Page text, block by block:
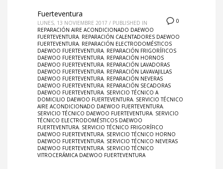
0
Fuerteventura
LUNES, 13 NOVIEMBRE 2017 / PUBLISHED IN
REPARACIÓN AIRE ACONDICIONADO DAEWOO
FUERTEVENTURA, REPARACIÓN CALENTADORES DAEWOO
FUERTEVENTURA, REPARACIÓN ELECTRODOMÉSTICOS
DAEWOO FUERTEVENTURA, REPARACIÓN FRIGORÍFICOS
DAEWOO FUERTEVENTURA, REPARACIÓN HORNOS
DAEWOO FUERTEVENTURA, REPARACIÓN LAVADORAS
DAEWOO FUERTEVENTURA, REPARACIÓN LAVAVAJILLAS
DAEWOO FUERTEVENTURA, REPARACIÓN NEVERAS
DAEWOO FUERTEVENTURA, REPARACIÓN SECADORAS
DAEWOO FUERTEVENTURA, SERVICIO TÉCNICO A
DOMICILIO DAEWOO FUERTEVENTURA, SERVICIO TÉCNICO
AIRE ACONDICIONADO DAEWOO FUERTEVENTURA,
SERVICIO TÉCNICO DAEWOO FUERTEVENTURA, SERVICIO
TÉCNICO ELECTRODOMÉSTICOS DAEWOO
FUERTEVENTURA, SERVICIO TÉCNICO FRIGORÍFICO
DAEWOO FUERTEVENTURA, SERVICIO TÉCNICO HORNO
DAEWOO FUERTEVENTURA, SERVICIO TÉCNICO NEVERAS
DAEWOO FUERTEVENTURA, SERVICIO TÉCNICO
VITROCERÁMICA DAEWOO FUERTEVENTURA